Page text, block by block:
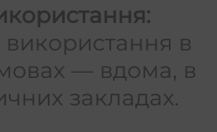
в
— вдома, в
закладах.